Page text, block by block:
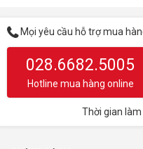
Mọi yêu cầu hỗ trợ mua
028.6682.5005
Hotline mua hàng online
Thời gian